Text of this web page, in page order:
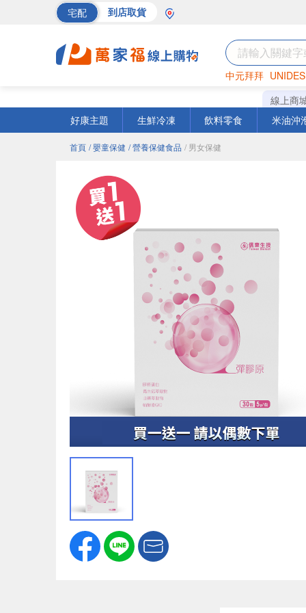
宅配 到店取貨
中元拜拜
巧克力 罐頭
線上商
好康主題
生鮮冷凍 飲料零食 米油沖
首頁 / 嬰童保健 / 營養保健食品 / 男女保健